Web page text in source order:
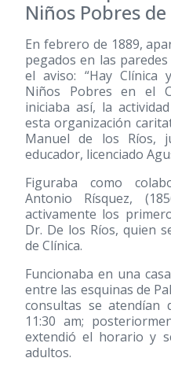
Niños Pobres de
En febrero de 1889,
pegados en las
el aviso: “Hay Clínica
Niños Pobres en el
iniciaba así, la
esta organización
Manuel de los Ríos,
educador, licenciado
Figuraba como
Antonio Rísquez,
activamente los
Dr. De los Ríos, quien
de Clínica.
Funcionaba en una
entre las esquinas de
consultas se atendían
11:30 am;
extendió el horario y
adultos.